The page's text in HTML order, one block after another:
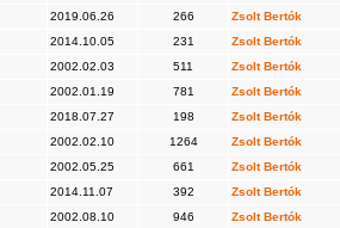
2019.06.26 266 Zsolt Bertók
2014.10.05 231 Zsolt Bertók
2002.02.03 511 Zsolt Bertók
2002.01.19 781 Zsolt Bertók
2018.07.27 198 Zsolt Bertók
2002.02.10 1264 Zsolt Bertók
2002.05.25 661 Zsolt Bertók
2014.11.07 392 Zsolt Bertók
2002.08.10 946 Zsolt Bertók